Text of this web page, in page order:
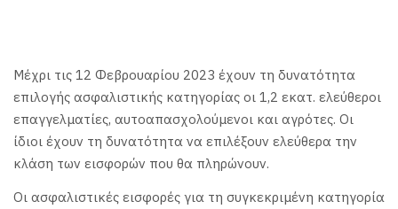
Μέχρι τις 12 Φεβρουαρίου 2023 έχουν τη δυνατότητα
επιλογής ασφαλιστικής κατηγορίας οι 1,2 εκατ. ελεύθεροι
επαγγελματίες, αυτοαπασχολούμενοι και αγρότες. Οι
ίδιοι έχουν τη δυνατότητα να επιλέξουν ελεύθερα την
κλάση των εισφορών που θα πληρώνουν.
Οι ασφαλιστικές εισφορές για τη συγκεκριμένη κατηγορία